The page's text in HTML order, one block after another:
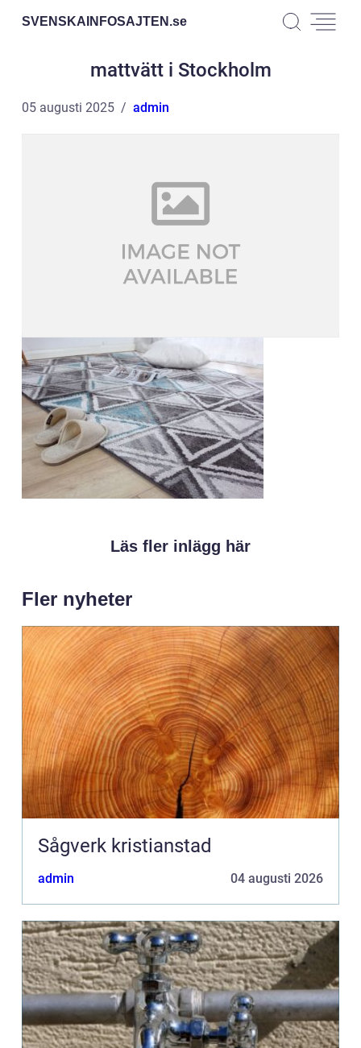
SVENSKAINFOSAJTEN.se
mattvätt i Stockholm
05 augusti 2025 admin
Läs fler inlägg här
Fler nyheter
Sågverk kristianstad
admin 04 augusti 2026